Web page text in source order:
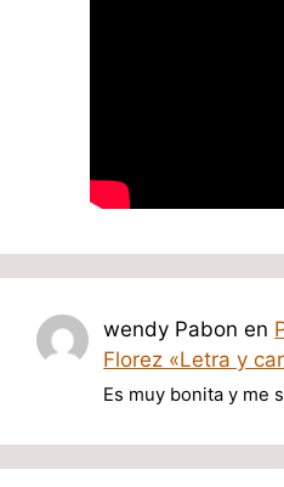
wendy Pabon en
Florez «Letra y
Es muy bonita y me